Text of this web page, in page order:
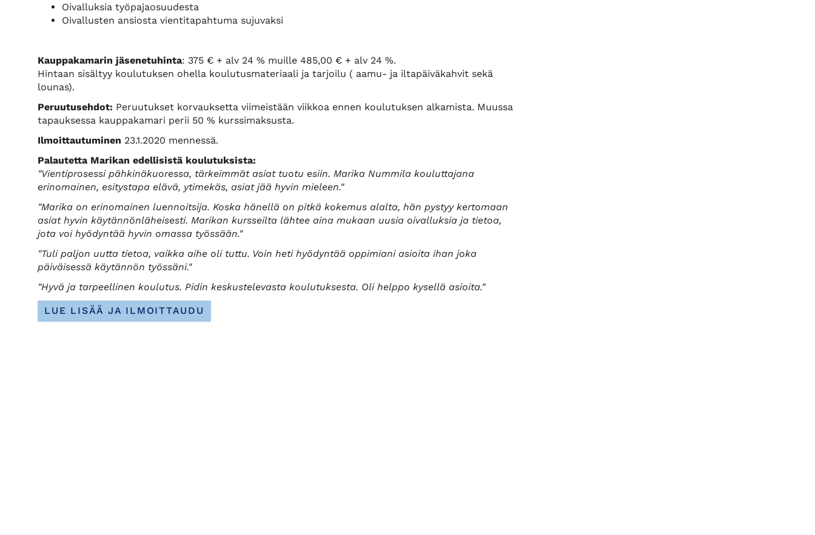
Oivalluksia työpajaosuudesta
Oivallusten ansiosta vientitapahtuma sujuvaksi
Kauppakamarin jäsenetuhinta: 375 € + alv 24 % muille 485,00 € + alv 24 %.
Hintaan sisältyy koulutuksen ohella koulutusmateriaali ja tarjoilu ( aamu- ja iltapäiväkahvit sekä
lounas).
Peruutusehdot: Peruutukset korvauksetta viimeistään viikkoa ennen koulutuksen alkamista. Muussa
tapauksessa kauppakamari perii 50 % kurssimaksusta.
Ilmoittautuminen 23.1.2020 mennessä.
Palautetta Marikan edellisistä koulutuksista:
"Vientiprosessi pähkinäkuoressa, tärkeimmät asiat tuotu esiin. Marika Nummila kouluttajana
erinomainen, esitystapa elävä, ytimekäs, asiat jää hyvin mieleen."
"Marika on erinomainen luennoitsija. Koska hänellä on pitkä kokemus alalta, hän pystyy kertomaan
asiat hyvin käytännönläheisesti. Marikan kursseilta lähtee aina mukaan uusia oivalluksia ja tietoa,
jota voi hyödyntää hyvin omassa työssään."
"Tuli paljon uutta tietoa, vaikka aihe oli tuttu. Voin heti hyödyntää oppimiani asioita ihan joka
päiväisessä käytännön työssäni."
"Hyvä ja tarpeellinen koulutus. Pidin keskustelevasta koulutuksesta. Oli helppo kysellä asioita."
LUE LISÄÄ JA ILMOITTAUDU